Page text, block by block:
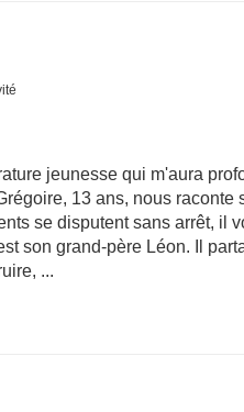
jeunesse qui m'aura
13 ans, nous raconte
se disputent sans arrêt, il
son grand-père Léon. Il
...